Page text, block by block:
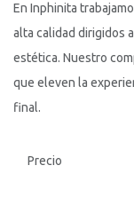
En Inphinita
alta calidad dirigidos
estética. Nuestro
que eleven la
final.
Precio